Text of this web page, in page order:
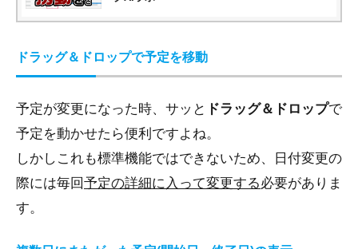
ドラッグ＆ドロップで予定を移動
予定が変更になった時、サッと ドラッグ＆ドロップで
予定を動かせたら便利ですよね。
しかしこれも標準機能ではできないため、日付変更の
際には毎回予定の詳細に入って変更する必要がありま
す。